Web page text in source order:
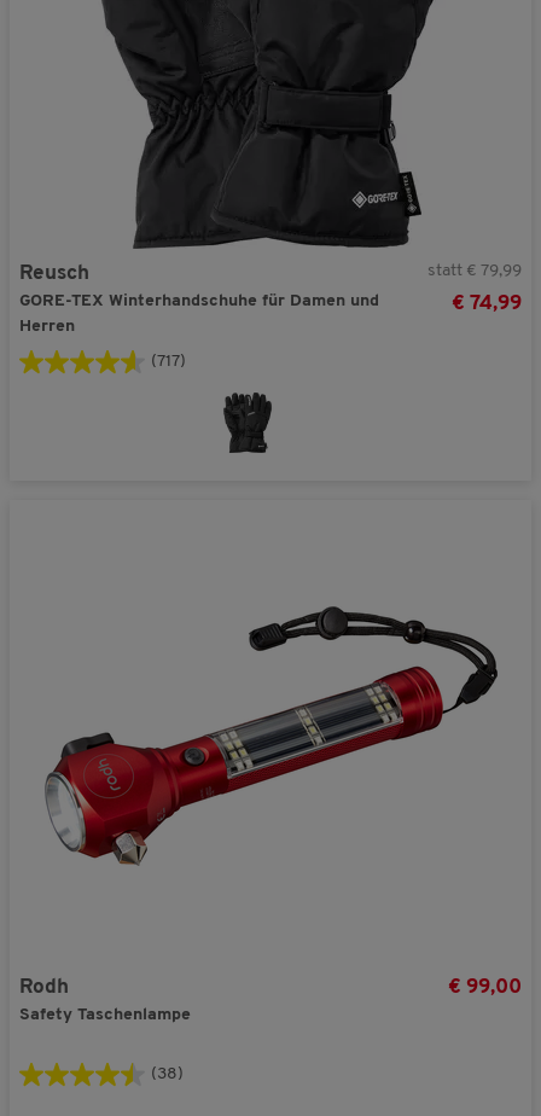
Reusch
GORE-TEX Winterhandschuhe für Damen und
Herren
statt € 79,99
€ 74,99
(717)
Rodh
Safety Taschenlampe
€ 99,00
(38)